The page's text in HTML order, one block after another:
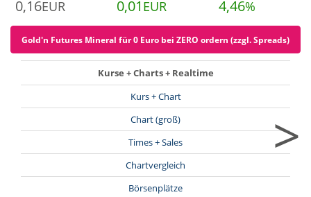
0,16EUR 0,01 EUR 4,46%
Gold'n Futures Mineral für 0 Euro bei ZERO ordern (zzgl. Spreads)
Kurse + Charts + Realtime
Kurs + Chart
Chart (groß)
Times + Sales
Chartvergleich
Börsenplätze
>